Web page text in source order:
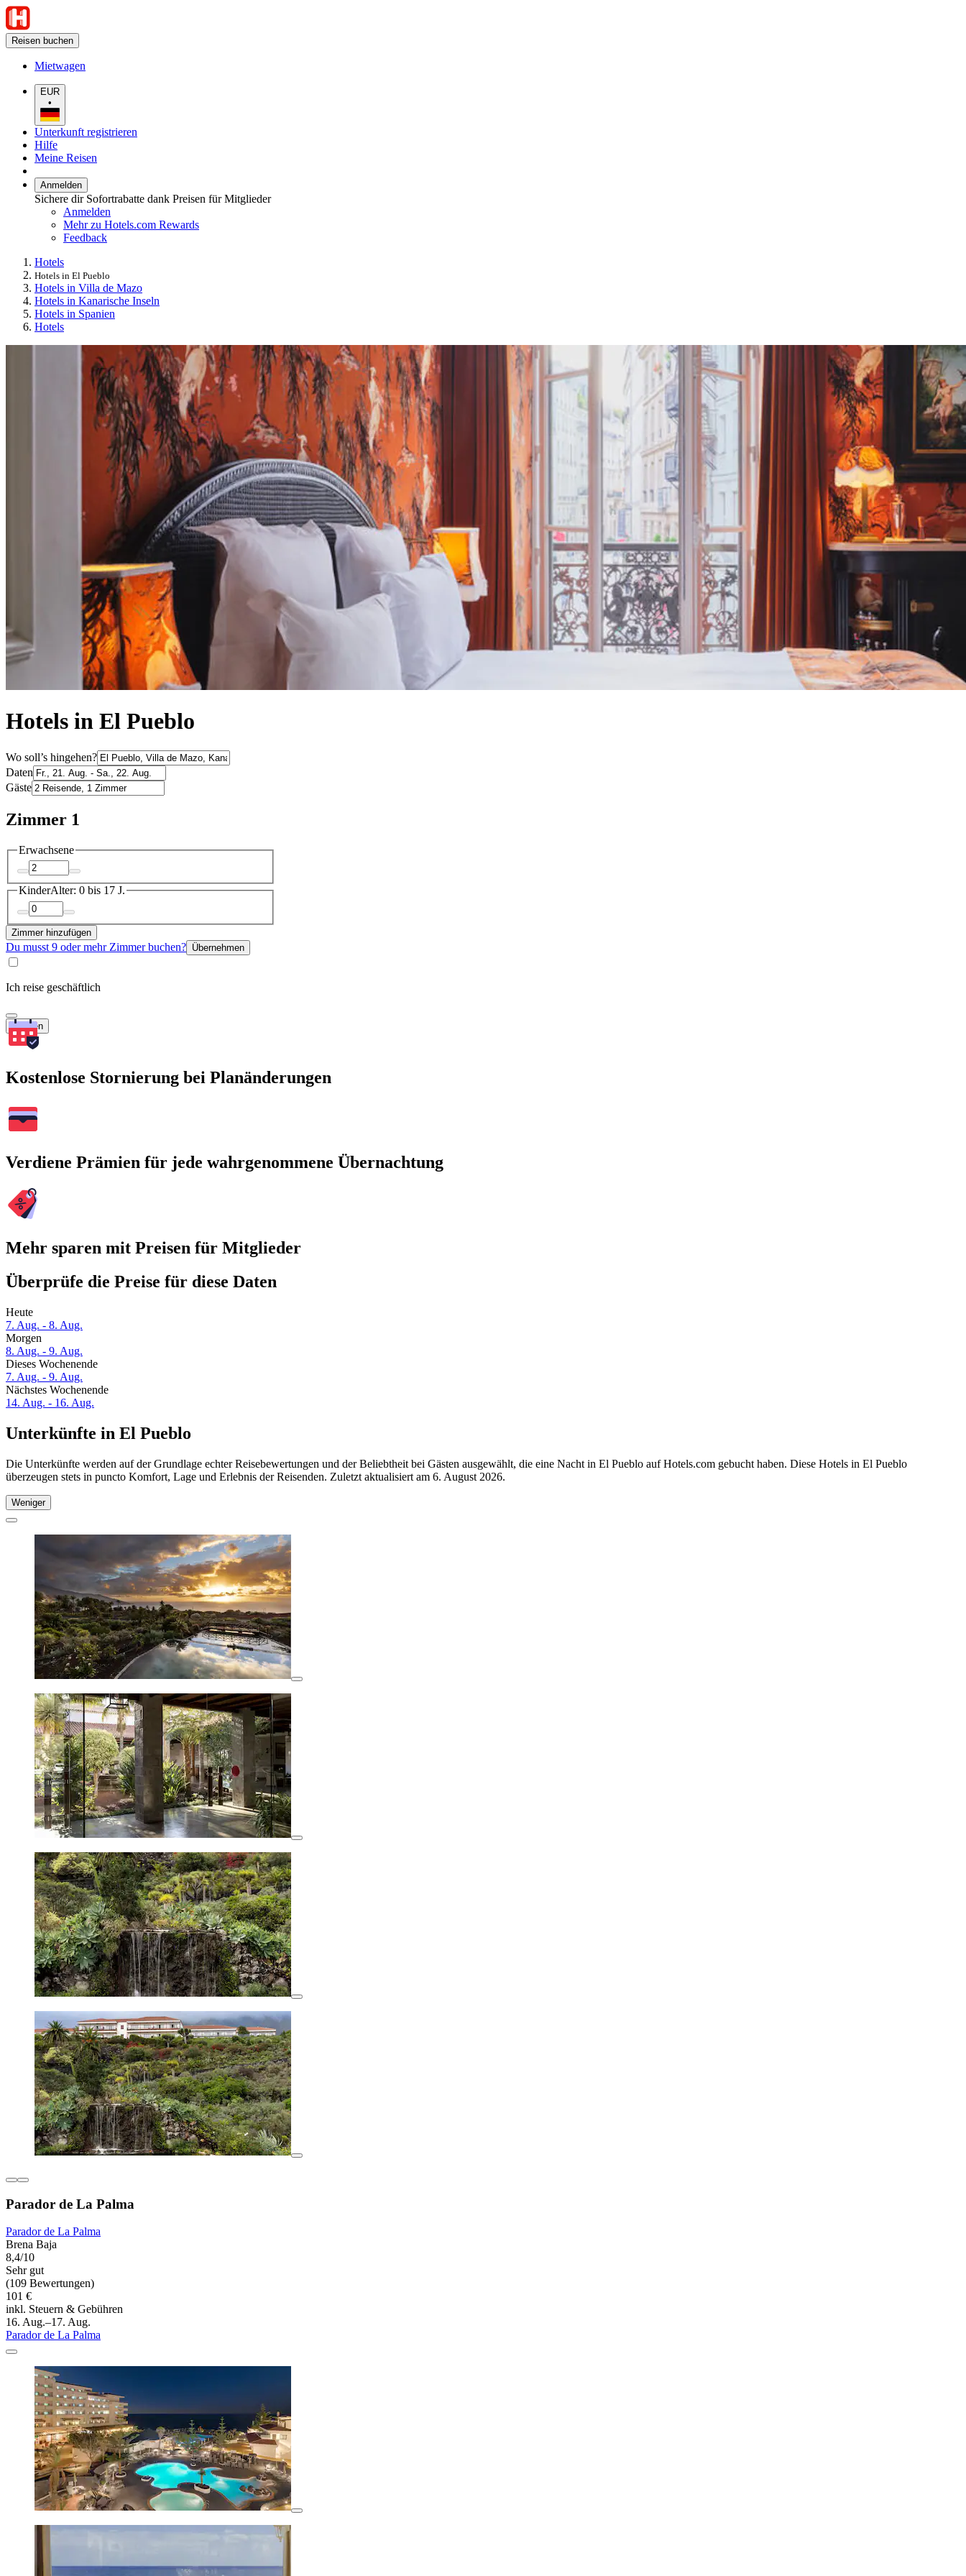
Reisen buchen
Mietwagen
EUR
•
Unterkunft registrieren
Hilfe
Meine Reisen
Anmelden
Sichere dir Sofortrabatte dank Preisen für Mitglieder
Anmelden
Mehr zu Hotels.com Rewards
Feedback
Hotels
Hotels in El Pueblo
Hotels in Villa de Mazo
Hotels in Kanarische Inseln
Hotels in Spanien
Hotels
Hotels in El Pueblo
Wo soll’s hingehen?
Daten
Gäste
Zimmer 1
Erwachsene
KinderAlter: 0 bis 17 J.
Zimmer hinzufügen
Du musst 9 oder mehr Zimmer buchen? Übernehmen
Ich reise geschäftlich
Suchen
Kostenlose Stornierung bei Planänderungen
Verdiene Prämien für jede wahrgenommene Übernachtung
Mehr sparen mit Preisen für Mitglieder
Überprüfe die Preise für diese Daten
Heute
7. Aug. - 8. Aug.
Morgen
8. Aug. - 9. Aug.
Dieses Wochenende
7. Aug. - 9. Aug.
Nächstes Wochenende
14. Aug. - 16. Aug.
Unterkünfte in El Pueblo
Die Unterkünfte werden auf der Grundlage echter Reisebewertungen und der Beliebtheit bei Gästen ausgewählt, die eine Nacht in El Pueblo auf Hotels.com gebucht haben. Diese Hotels in El Pueblo
überzeugen stets in puncto Komfort, Lage und Erlebnis der Reisenden. Zuletzt aktualisiert am 6. August 2026.
Weniger
Parador de La Palma
Parador de La Palma
Brena Baja
8,4/10
Sehr gut
(109 Bewertungen)
101 €
inkl. Steuern & Gebühren
16. Aug.–17. Aug.
Parador de La Palma